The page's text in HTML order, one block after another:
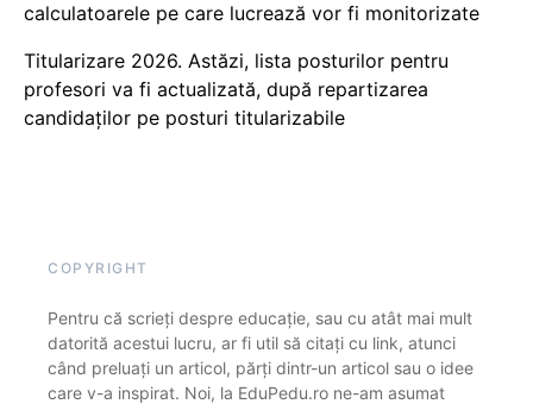
calculatoarele pe care lucrează vor fi monitorizate
Titularizare 2026. Astăzi, lista posturilor pentru
profesori va fi actualizată, după repartizarea
candidaților pe posturi titularizabile
COPYRIGHT
Pentru că scrieți despre educație, sau cu atât mai mult
datorită acestui lucru, ar fi util să citați cu link, atunci
când preluați un articol, părți dintr-un articol sau o idee
care v-a inspirat. Noi, la EduPedu.ro ne-am asumat